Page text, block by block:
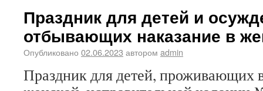
Праздник для детей и
отбывающих наказание в
Опубликовано 02.06.2023 автором admin
Праздник для детей, проживающих